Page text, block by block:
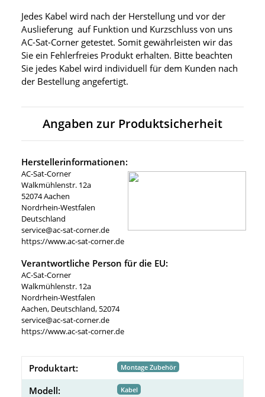
Jedes Kabel wird nach der Herstellung und vor der
Auslieferung auf Funktion und Kurzschluss von uns
AC-Sat-Corner getestet. Somit gewährleisten wir das
Sie ein Fehlerfreies Produkt erhalten. Bitte beachten
Sie jedes Kabel wird individuell für dem Kunden nach
der Bestellung angefertigt.
Angaben zur Produktsicherheit
Herstellerinformationen:
AC-Sat-Corner
Walkmühlenstr. 12a
52074 Aachen
Nordrhein-Westfalen
Deutschland
service@ac-sat-corner.de
https://www.ac-sat-corner.de
Verantwortliche Person für die EU:
AC-Sat-Corner
Walkmühlenstr. 12a
Nordrhein-Westfalen
Aachen, Deutschland, 52074
service@ac-sat-corner.de
https://www.ac-sat-corner.de
Produktart: Montage Zubehör
Modell: Kabel